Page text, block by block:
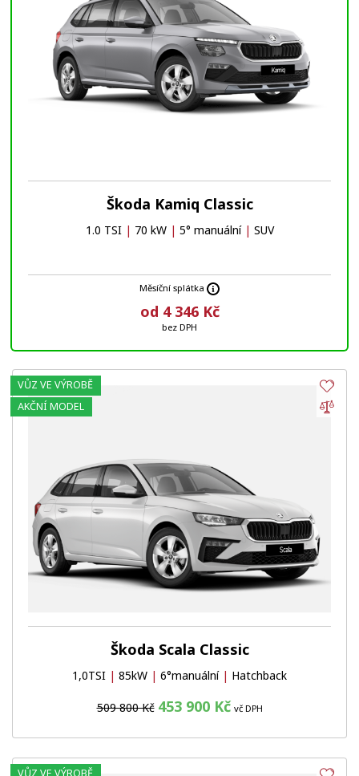
Škoda Kamiq Classic
1.0 TSI | 70 kW | 5° manuální | SUV
Měsíční splátka
od 4 346 Kč
bez DPH
Škoda Scala Classic
1,0TSI | 85kW | 6°manuální | Hatchback
509 800 Kč 453 900 Kč vč DPH
VŮZ VE VÝROBĚ
AKČNÍ MODEL
VŮZ VE VÝROBĚ